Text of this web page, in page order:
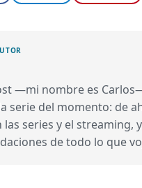
—mi nombre es
serie del momento: de
las series y el streaming,
de todo lo que